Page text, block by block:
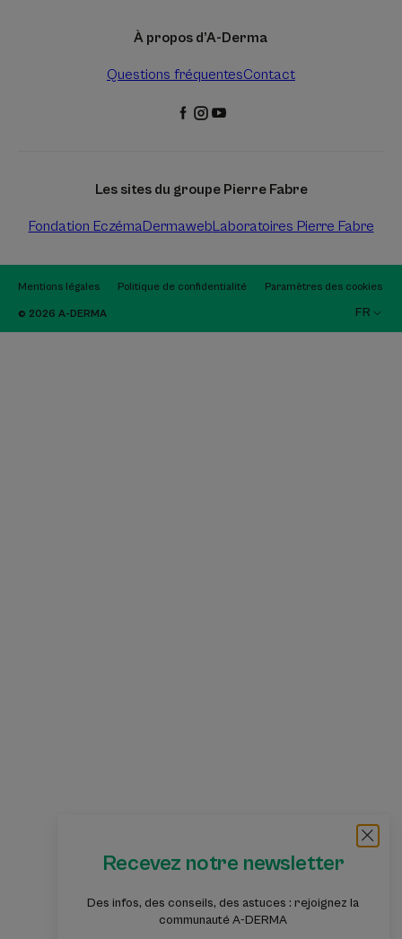
Recevez notre newsletter
Des infos, des conseils, des astuces : rejoignez la
communauté A-DERMA
À propos d’A-Derma
Questions fréquentesContact
Les sites du groupe Pierre Fabre
Fondation EczémaDermawebLaboratoires Pierre Fabre
Mentions légales Politique de confidentialité Paramètres des cookies
© 2026 A-DERMA FR